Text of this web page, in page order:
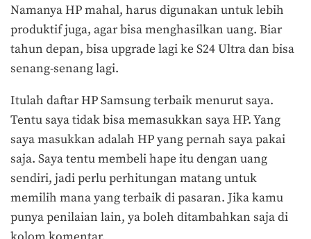
Namanya HP mahal, harus digunakan untuk lebih
produktif juga, agar bisa menghasilkan uang. Biar
tahun depan, bisa upgrade lagi ke S24 Ultra dan bisa
senang-senang lagi.
Itulah daftar HP Samsung terbaik menurut saya.
Tentu saya tidak bisa memasukkan saya HP. Yang
saya masukkan adalah HP yang pernah saya pakai
saja. Saya tentu membeli hape itu dengan uang
sendiri, jadi perlu perhitungan matang untuk
memilih mana yang terbaik di pasaran. Jika kamu
punya penilaian lain, ya boleh ditambahkan saja di